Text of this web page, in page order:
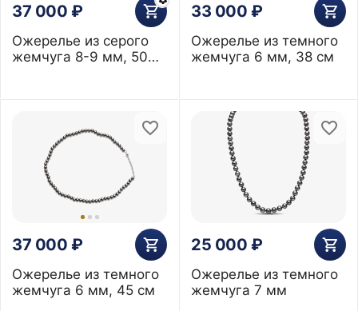
37 000 ₽
Ожерелье из серого
жемчуга 8-9 мм, 50
33 000 ₽
Ожерелье из темного
жемчуга 6 мм, 38 см
37 000 ₽
Ожерелье из темного
жемчуга 6 мм, 45 см
25 000 ₽
Ожерелье из темного
жемчуга 7 мм